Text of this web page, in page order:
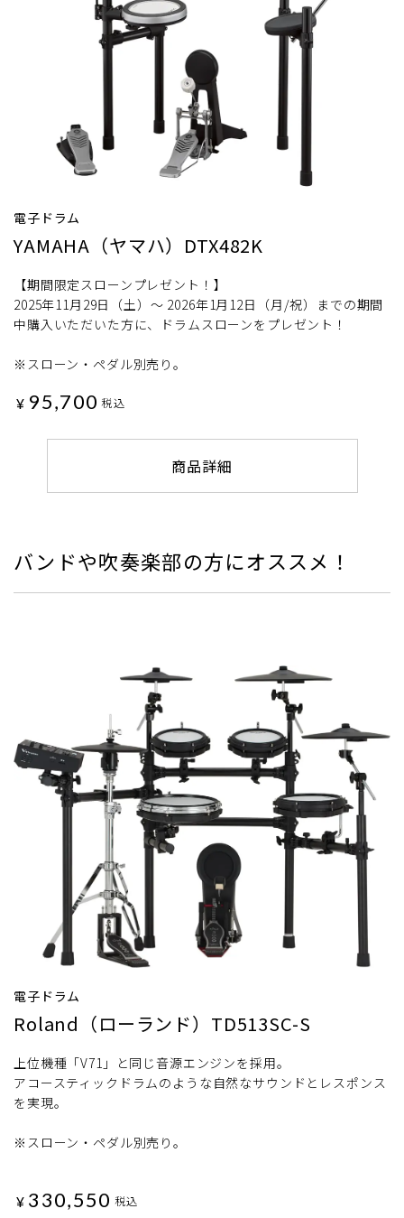
電子ドラム
YAMAHA（ヤマハ）DTX482K
【期間限定スローンプレゼント！】
2025年11月29日（土）～ 2026年1月12日（月/祝）までの期間
中購入いただいた方に、ドラムスローンをプレゼント！
※スローン・ペダル別売り。
¥ 95,700 税込
商品詳細
バンドや吹奏楽部の方にオススメ！
電子ドラム
Roland（ローランド）TD513SC-S
上位機種「V71」と同じ音源エンジンを採用。
アコースティックドラムのような自然なサウンドとレスポンス
を実現。
※スローン・ペダル別売り。
¥ 330,550 税込